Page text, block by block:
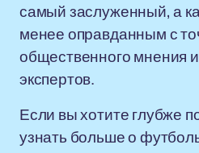
самый заслуженный, а
менее оправданным с
общественного мнения
экспертов.
Если вы хотите глубже
узнать больше о